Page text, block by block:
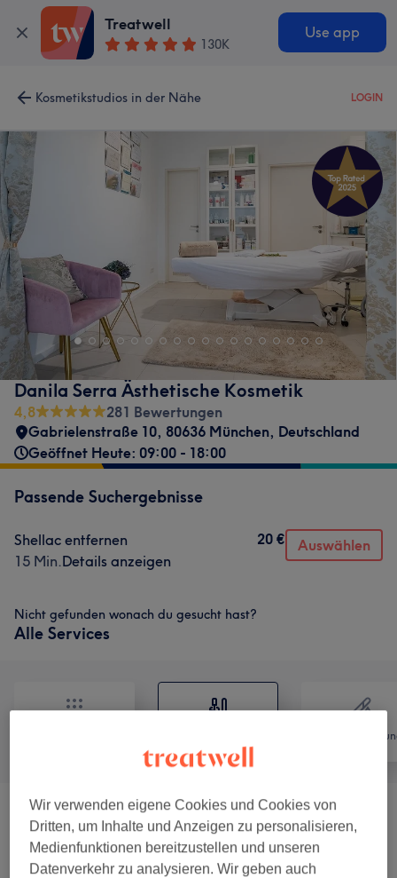
Treatwell
130K
Use app
Kosmetikstudios in der Nähe LOGIN
Danila Serra Ästhetische Kosmetik
4,8
281 Bewertungen
Gabrielenstraße 10, 80636 München, Deutschland
Geöffnet Heute: 09:00 - 18:00
Passende Suchergebnisse
Shellac entfernen
15 Min.Details anzeigen
20 € Auswählen
Nicht gefunden wonach du gesucht hast?
Alle Services
Pediküre (9) ab 15 €
Maniküre & Nagelverlängerungen (6) ab 20 €
Wir verwenden eigene Cookies und Cookies von
Dritten, um Inhalte und Anzeigen zu personalisieren,
Medienfunktionen bereitzustellen und unseren
Datenverkehr zu analysieren. Wir geben auch